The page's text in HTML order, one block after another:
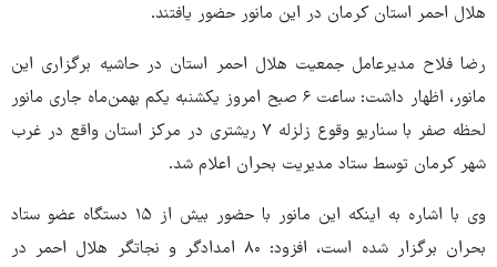
هلال احمر استان کرمان در این مانور حضور یافتند.
رضا فلاح مدیرعامل جمعیت هلال احمر استان در حاشیه برگزاری این
مانور، اظهار داشت: ساعت ۶ صبح امروز یکشنبه یکم بهمن‌ماه جاری مانور
لحظه صفر با سناریو وقوع زلزله ۷ ریشتری در مرکز استان واقع در غرب
شهر کرمان توسط ستاد مدیریت بحران اعلام شد.
وی با اشاره به اینکه این مانور با حضور بیش از ۱۵ دستگاه عضو ستاد
بحران برگزار شده است، افزود: ۸۰ امدادگر و نجاتگر هلال احمر در